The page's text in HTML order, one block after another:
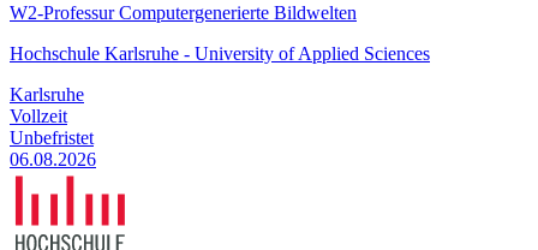
W2-Professur Computergenerierte Bildwelten
Hochschule Karlsruhe - University of Applied Sciences
Karlsruhe
Vollzeit
Unbefristet
06.08.2026